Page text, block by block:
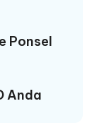
Ponsel
Anda